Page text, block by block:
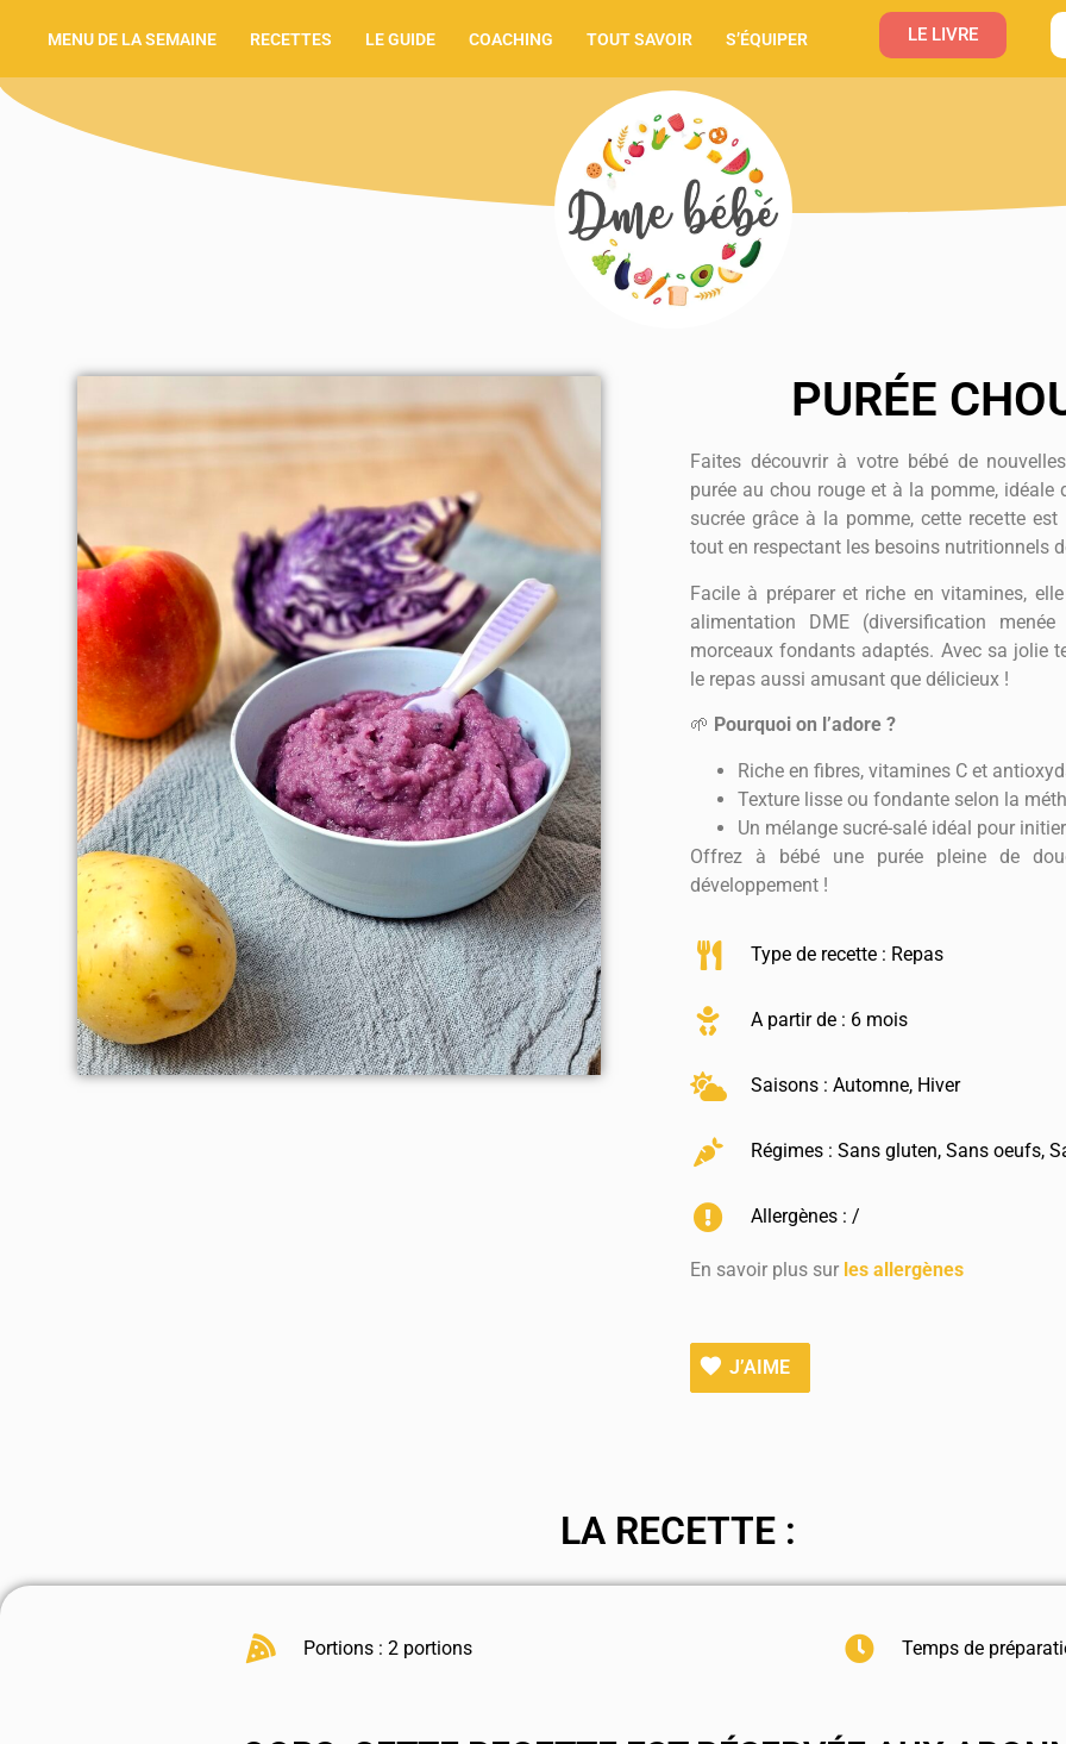
MENU DE LA SEMAINE RECETTES LE GUIDE COACHING TOUT SAVOIR S’ÉQUIPER LE LIVRE
PURÉE
Faites découvrir à votre bébé de
purée au chou rouge et à la pomme, idéale
sucrée grâce à la pomme, cette recette
tout en respectant les besoins nutritionnels
Facile à préparer et riche en vitamines,
alimentation DME (diversification
morceaux fondants adaptés. Avec sa jolie
le repas aussi amusant que délicieux !
🌱 Pourquoi on l’adore ?
Riche en fibres, vitamines C et
Texture lisse ou fondante selon la
Un mélange sucré-salé idéal pour
Offrez à bébé une purée pleine de
développement !
Type de recette : Repas
A partir de : 6 mois
Saisons :Automne, Hiver
Régimes :Sans gluten,Sans oeufs,
Allergènes : /
En savoir plus sur les allergènes
J’AIME
LA RECETTE :
Portions : 2 portions Temps de